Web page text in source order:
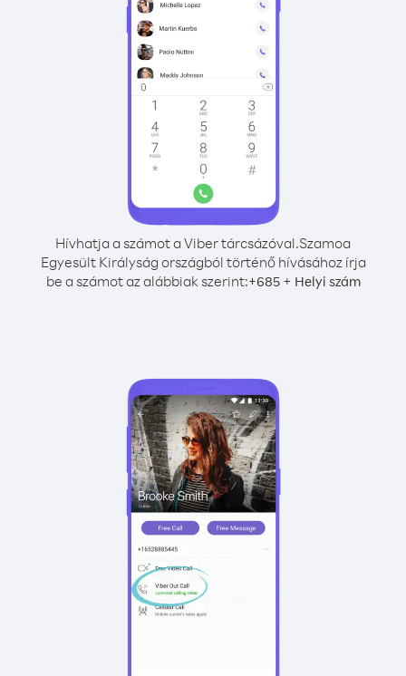
Hívhatja a számot a Viber tárcsázóval.Szamoa
Egyesült Királyság országból történő hívásához írja
be a számot az alábbiak szerint:+685+ Helyi szám